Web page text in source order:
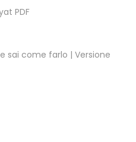
PDF
sai come farlo | Versione